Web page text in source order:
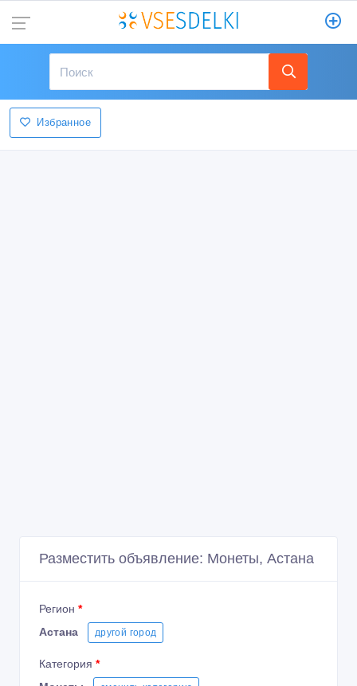
Избранное
Разместить объявление: Монеты, Астана
Регион *
Астана
другой город
Категория *